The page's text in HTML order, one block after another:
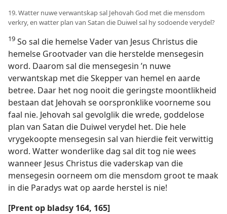
19. Watter nuwe verwantskap sal Jehovah God met die mensdom
verkry, en watter plan van Satan die Duiwel sal hy sodoende verydel?
19 So sal die hemelse Vader van Jesus Christus die
hemelse Grootvader van die herstelde mensegesin
word. Daarom sal die mensegesin ’n nuwe
verwantskap met die Skepper van hemel en aarde
betree. Daar het nog nooit die geringste moontlikheid
bestaan dat Jehovah se oorspronklike voorneme sou
faal nie. Jehovah sal gevolglik die wrede, goddelose
plan van Satan die Duiwel verydel het. Die hele
vrygekoopte mensegesin sal van hierdie feit verwittig
word. Watter wonderlike dag sal dit tog nie wees
wanneer Jesus Christus die vaderskap van die
mensegesin oorneem om die mensdom groot te maak
in die Paradys wat op aarde herstel is nie!
[Prent op bladsy 164, 165]